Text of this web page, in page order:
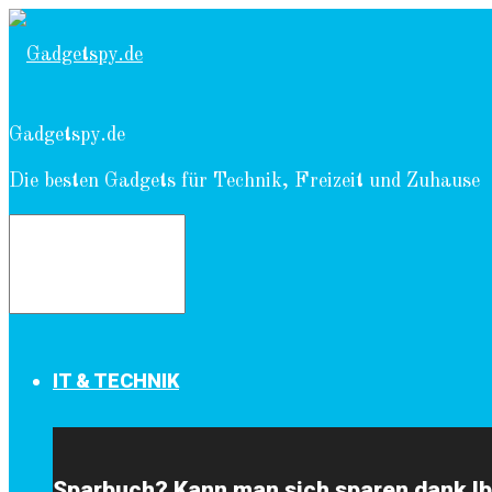
Gadgetspy.de
Die besten Gadgets für Technik, Freizeit und Zuhause
IT & TECHNIK